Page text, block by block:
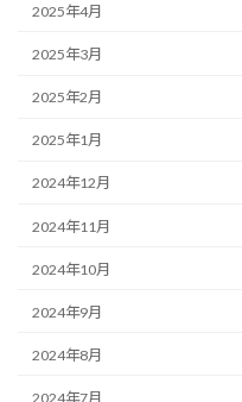
2025年4月
2025年3月
2025年2月
2025年1月
2024年12月
2024年11月
2024年10月
2024年9月
2024年8月
2024年7月